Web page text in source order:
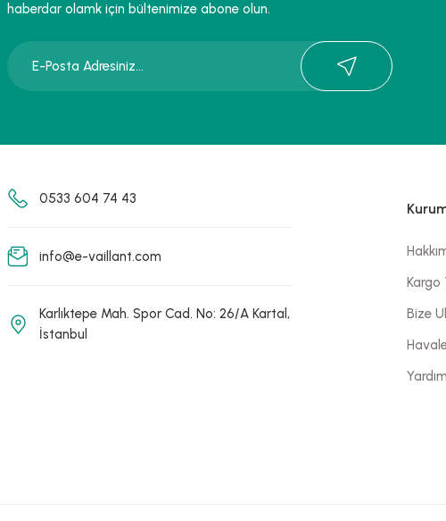
haberdar olamk için bültenimize abone olun.
0533 604 74 43
info@e-vaillant.com
Karlıktepe Mah. Spor Cad. No: 26/A Kartal,
İstanbul
Kargo
Bize
Yardım